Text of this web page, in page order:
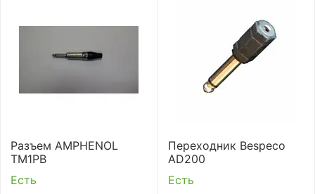
Разъем AMPHENOL
TM1PB
Есть
Переходник Bespeco
AD200
Есть